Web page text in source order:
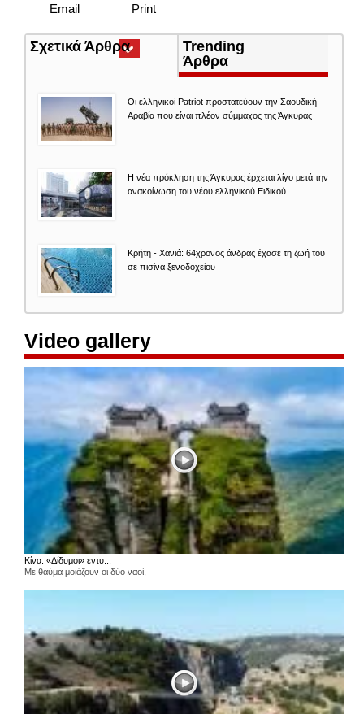
Print
Email
Σχετικά Άρθρα(ενεργή
καρτέλα)
Trending
Άρθρα
Οι ελληνικοί Patriot προστατεύουν την Σαουδική
Αραβία που είναι πλέον σύμμαχος της Άγκυρας
Η νέα πρόκληση της Άγκυρας έρχεται λίγο μετά την
ανακοίνωση του νέου ελληνικού Ειδικού...
Κρήτη - Χανιά: 64χρονος άνδρας έχασε τη ζωή του
σε πισίνα ξενοδοχείου
Video gallery
Κίνα: «Δίδυμοι» εντυ...
Με θαύμα μοιάζουν οι δύο ναοί,